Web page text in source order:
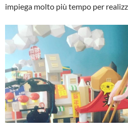
impiega molto più tempo per